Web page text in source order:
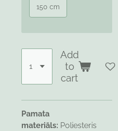
150 cm
Add
to
cart
Pamata
materiāls: Poliesteris